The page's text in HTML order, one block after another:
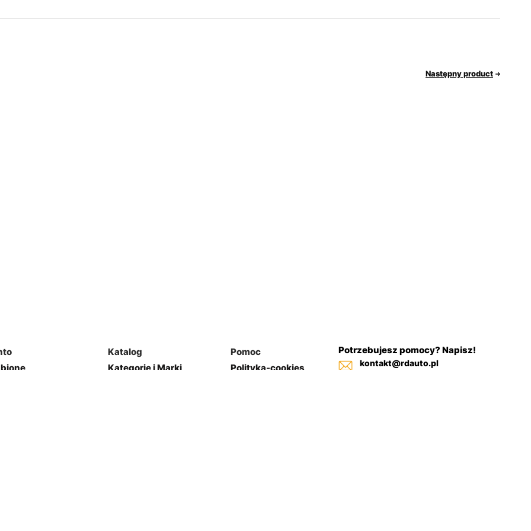
Następny product
Katalog
Kategorie i Marki
Pomoc
Polityka-cookies
Potrzebujesz pomocy? Napisz!
kontakt@rdauto.pl